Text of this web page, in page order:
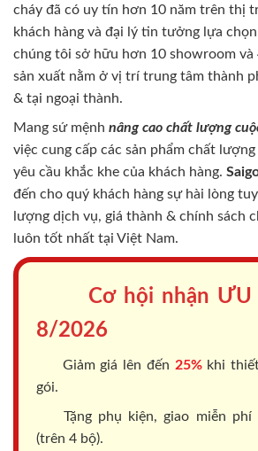
cháy đã có uy tín hơn 10 năm trên thị
khách hàng và đại lý tin tưởng lựa
chúng tôi sở hữu hơn 10 showroom và
sản xuất nằm ở vị trí trung tâm thành
& tại ngoại thành.
Mang sứ mệnh nâng cao chất lượng
việc cung cấp các sản phẩm chất
yêu cầu khắc khe của khách hàng.
đến cho quý khách hàng sự hài lòng
lượng dịch vụ, giá thành & chính sách
luôn tốt nhất tại Việt Nam.
Cơ hội nhận
8/2026
Giảm giá lên đến 25%khi
gói.
Tặng phụ kiện, giao miễn
(trên 4 bộ).